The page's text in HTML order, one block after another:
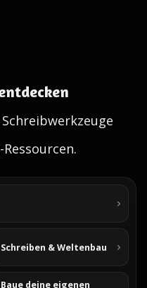
Schreiben & Weltenbau
Baue deine eigenen